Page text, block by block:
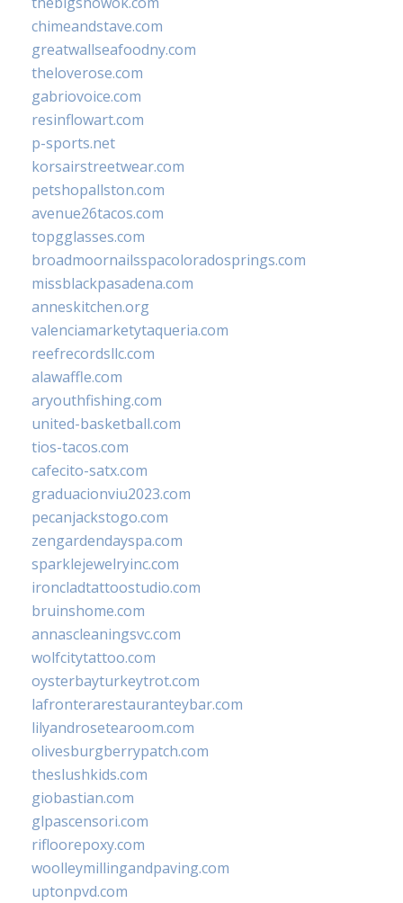
chimeandstave.com
greatwallseafoodny.com
theloverose.com
gabriovoice.com
resinflowart.com
p-sports.net
korsairstreetwear.com
petshopallston.com
avenue26tacos.com
topgglasses.com
broadmoornailsspacoloradosprings.com
missblackpasadena.com
anneskitchen.org
valenciamarketytaqueria.com
reefrecordsllc.com
alawaffle.com
aryouthfishing.com
united-basketball.com
tios-tacos.com
cafecito-satx.com
graduacionviu2023.com
pecanjackstogo.com
zengardendayspa.com
sparklejewelryinc.com
ironcladtattoostudio.com
bruinshome.com
annascleaningsvc.com
wolfcitytattoo.com
oysterbayturkeytrot.com
lafronterarestauranteybar.com
lilyandrosetearoom.com
olivesburgberrypatch.com
theslushkids.com
giobastian.com
glpascensori.com
rifloorepoxy.com
woolleymillingandpaving.com
uptonpvd.com